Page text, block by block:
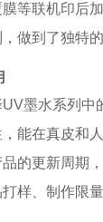
等联机印后
做到了独特的
UV墨水系列中
能在真皮和
的更新周期
样、制作限